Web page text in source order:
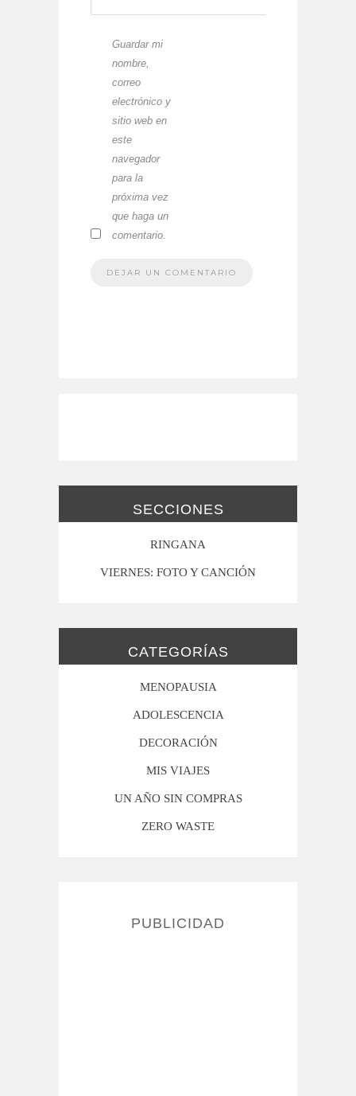
Guardar mi
nombre,
correo
electrónico y
sitio web en
este
navegador
para la
próxima vez
que haga un
comentario.
SECCIONES
RINGANA
VIERNES: FOTO Y CANCIÓN
CATEGORÍAS
MENOPAUSIA
ADOLESCENCIA
DECORACIÓN
MIS VIAJES
UN AÑO SIN COMPRAS
ZERO WASTE
PUBLICIDAD